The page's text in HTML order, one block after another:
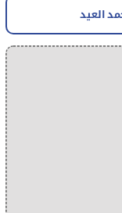
العيد